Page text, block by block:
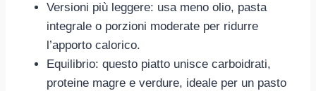
Versioni più leggere: usa meno olio, pasta
integrale o porzioni moderate per ridurre
l’apporto calorico.
Equilibrio: questo piatto unisce carboidrati,
proteine magre e verdure, ideale per un pasto